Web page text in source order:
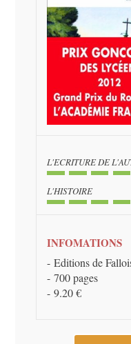
L'ECRITURE DE
L'HISTOIRE
INFOMATIONS
Editions de
700 pages
9.20 €